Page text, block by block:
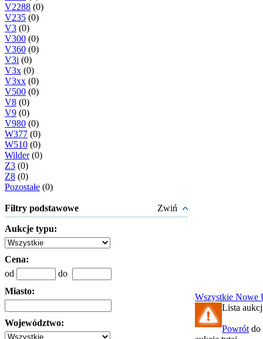
V2288 (0)
V235 (0)
V3 (0)
V300 (0)
V360 (0)
V3i (0)
V3x (0)
V3xx (0)
V500 (0)
V8 (0)
V9 (0)
V980 (0)
W377 (0)
W510 (0)
Wilder(0)
Z3 (0)
Z8 (0)
Pozostałe (0)
Filtry podstawowe Zwiń
Aukcje typu:
Cena:
od
do
Miasto:
Województwo:
Wszystkie Nowe
Lista
Powrót do